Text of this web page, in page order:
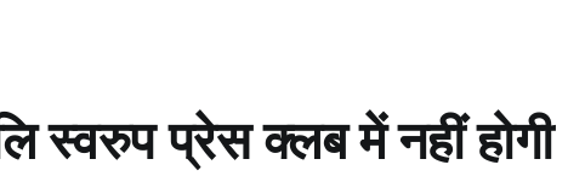
स्वरुप प्रेस क्लब में नहीं होगी